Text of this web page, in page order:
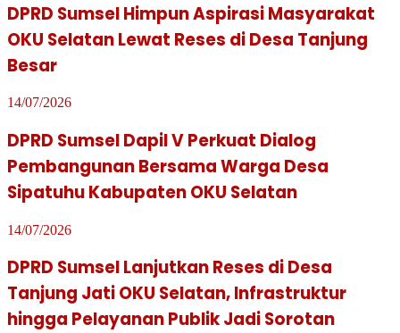
DPRD Sumsel Himpun Aspirasi Masyarakat
OKU Selatan Lewat Reses di Desa Tanjung
Besar
14/07/2026
DPRD Sumsel Dapil V Perkuat Dialog
Pembangunan Bersama Warga Desa
Sipatuhu Kabupaten OKU Selatan
14/07/2026
DPRD Sumsel Lanjutkan Reses di Desa
Tanjung Jati OKU Selatan, Infrastruktur
hingga Pelayanan Publik Jadi Sorotan